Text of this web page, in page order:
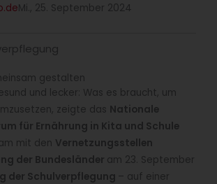
Mi., 25. September 2024
gestalten
und lecker: Was es braucht, um
zeigte das Nationale
für Ernährung in Kita und Schule
mit den Vernetzungsstellen
der Bundesländer am 23. September
der Schulverpflegung – auf einer